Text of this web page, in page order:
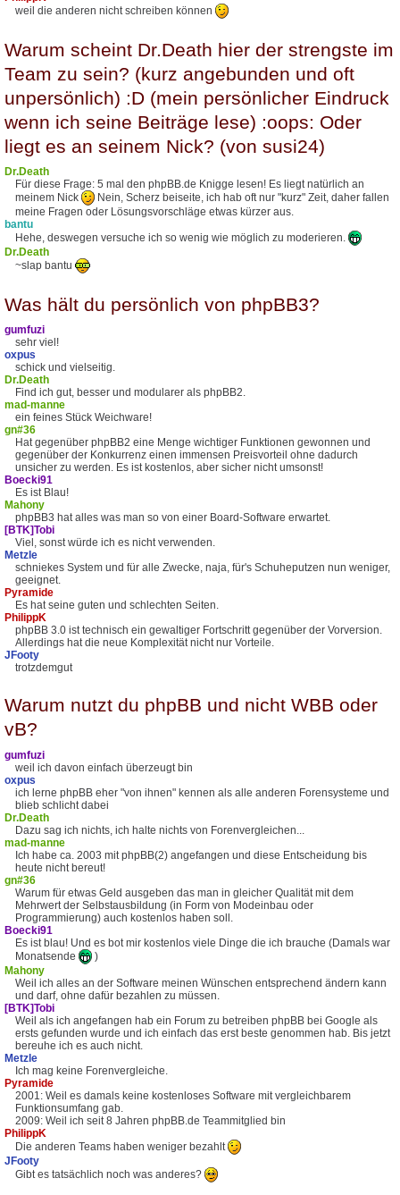
weil die anderen nicht schreiben können
Warum scheint Dr.Death hier der strengste im
Team zu sein? (kurz angebunden und oft
unpersönlich) :D (mein persönlicher Eindruck
wenn ich seine Beiträge lese) :oops: Oder
liegt es an seinem Nick? (von susi24)
Dr.Death
Für diese Frage: 5 mal den phpBB.de Knigge lesen! Es liegt natürlich an
meinem Nick
Nein, Scherz beiseite, ich hab oft nur "kurz" Zeit, daher fallen
meine Fragen oder Lösungsvorschläge etwas kürzer aus.
bantu
Hehe, deswegen versuche ich so wenig wie möglich zu moderieren.
Dr.Death
~slap bantu
Was hält du persönlich von phpBB3?
gumfuzi
sehr viel!
oxpus
schick und vielseitig.
Dr.Death
Find ich gut, besser und modularer als phpBB2.
mad-manne
ein feines Stück Weichware!
gn#36
Hat gegenüber phpBB2 eine Menge wichtiger Funktionen gewonnen und
gegenüber der Konkurrenz einen immensen Preisvorteil ohne dadurch
unsicher zu werden. Es ist kostenlos, aber sicher nicht umsonst!
Boecki91
Es ist Blau!
Mahony
phpBB3 hat alles was man so von einer Board-Software erwartet.
[BTK]Tobi
Viel, sonst würde ich es nicht verwenden.
Metzle
schniekes System und für alle Zwecke, naja, für's Schuheputzen nun weniger,
geeignet.
Pyramide
Es hat seine guten und schlechten Seiten.
PhilippK
phpBB 3.0 ist technisch ein gewaltiger Fortschritt gegenüber der Vorversion.
Allerdings hat die neue Komplexität nicht nur Vorteile.
JFooty
trotzdemgut
Warum nutzt du phpBB und nicht WBB oder
vB?
gumfuzi
weil ich davon einfach überzeugt bin
oxpus
ich lerne phpBB eher "von ihnen" kennen als alle anderen Forensysteme und
blieb schlicht dabei
Dr.Death
Dazu sag ich nichts, ich halte nichts von Forenvergleichen...
mad-manne
Ich habe ca. 2003 mit phpBB(2) angefangen und diese Entscheidung bis
heute nicht bereut!
gn#36
Warum für etwas Geld ausgeben das man in gleicher Qualität mit dem
Mehrwert der Selbstausbildung (in Form von Modeinbau oder
Programmierung) auch kostenlos haben soll.
Boecki91
Es ist blau! Und es bot mir kostenlos viele Dinge die ich brauche (Damals war
Monatsende
)
Mahony
Weil ich alles an der Software meinen Wünschen entsprechend ändern kann
und darf, ohne dafür bezahlen zu müssen.
[BTK]Tobi
Weil als ich angefangen hab ein Forum zu betreiben phpBB bei Google als
ersts gefunden wurde und ich einfach das erst beste genommen hab. Bis jetzt
bereuhe ich es auch nicht.
Metzle
Ich mag keine Forenvergleiche.
Pyramide
2001: Weil es damals keine kostenloses Software mit vergleichbarem
Funktionsumfang gab.
2009: Weil ich seit 8 Jahren phpBB.de Teammitglied bin
PhilippK
Die anderen Teams haben weniger bezahlt
JFooty
Gibt es tatsächlich noch was anderes?